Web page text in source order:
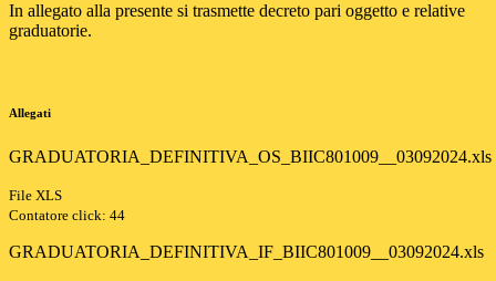
In allegato alla presente si trasmette decreto pari oggetto e relative
graduatorie.
Allegati
GRADUATORIA_DEFINITIVA_OS_BIIC801009__03092024.xls
File XLS
Contatore click: 44
GRADUATORIA_DEFINITIVA_IF_BIIC801009__03092024.xls